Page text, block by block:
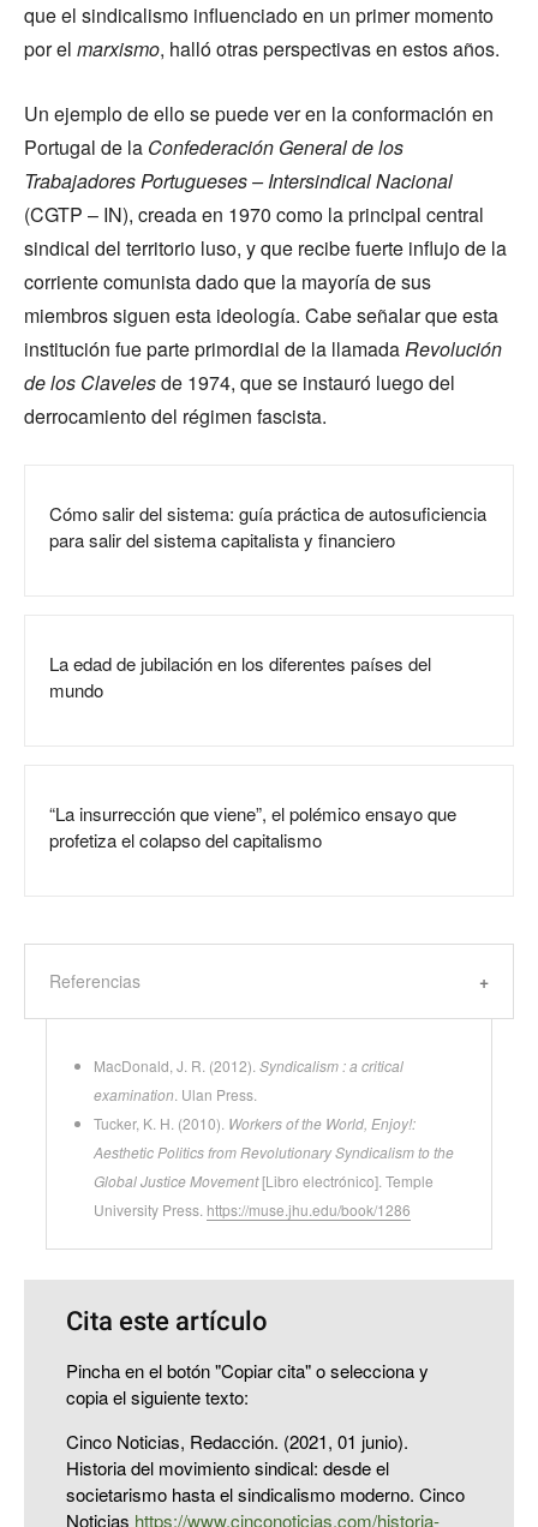
que el sindicalismo influenciado en un primer momento
por el marxismo, halló otras perspectivas en estos años.
Un ejemplo de ello se puede ver en la conformación en
Portugal de la Confederación General de los
Trabajadores Portugueses – Intersindical Nacional
(CGTP – IN), creada en 1970 como la principal central
sindical del territorio luso, y que recibe fuerte influjo de la
corriente comunista dado que la mayoría de sus
miembros siguen esta ideología. Cabe señalar que esta
institución fue parte primordial de la llamadaRevolución
de los Clavelesde 1974, que se instauró luego del
derrocamiento del régimen fascista.
Cómo salir del sistema: guía práctica de autosuficiencia
para salir del sistema capitalista y financiero
La edad de jubilación en los diferentes países del
mundo
“La insurrección que viene”, el polémico ensayo que
profetiza el colapso del capitalismo
Referencias
MacDonald, J. R. (2012). Syndicalism : a critical
examination . Ulan Press.
Tucker, K. H. (2010). Workers of the World, Enjoy!:
Aesthetic Politics from Revolutionary Syndicalism to the
Global Justice Movement[Libro electrónico]. Temple
University Press. https://muse.jhu.edu/book/1286
Cita este artículo
Pincha en el botón "Copiar cita" o selecciona y
copia el siguiente texto:
Cinco Noticias, Redacción. (2021, 01 junio).
Historia del movimiento sindical: desde el
societarismo hasta el sindicalismo moderno. Cinco
Noticias https://www.cinconoticias.com/historia-